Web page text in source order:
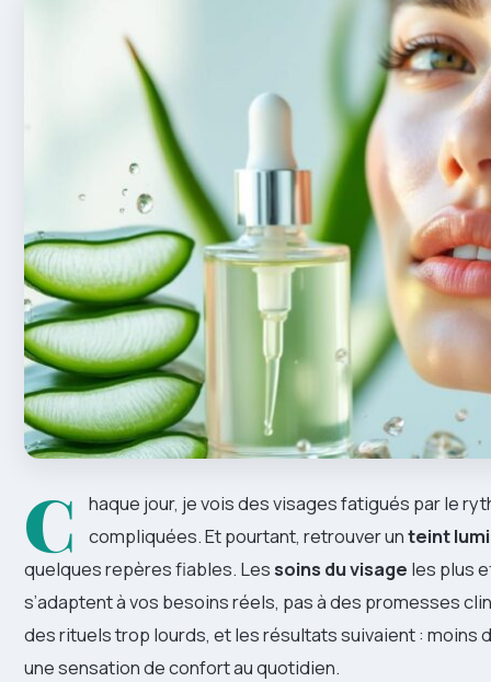
C
haque jour, je vois des visages fatigués par le
compliquées. Et pourtant, retrouver unteint
quelques repères fiables. Lessoins du visage les plus
s’adaptent à vos besoins réels, pas à des promesses
des rituels trop lourds, et les résultats suivaient : moins
une sensation de confort au quotidien.